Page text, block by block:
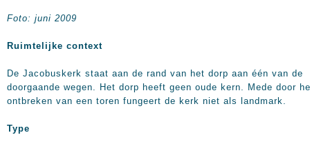
Foto: juni 2009
Ruimtelijke context
De Jacobuskerk staat aan de rand van het dorp aan één van de
doorgaande wegen. Het dorp heeft geen oude kern. Mede door
ontbreken van een toren fungeert de kerk niet als landmark.
Type